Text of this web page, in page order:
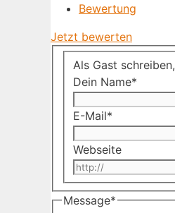
Bewertung
Jetzt bewerten
Als Gast
Dein Name*
E-Mail*
Webseite
Message*